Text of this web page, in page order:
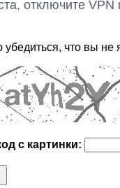
отключите
что вы не
с картинки: